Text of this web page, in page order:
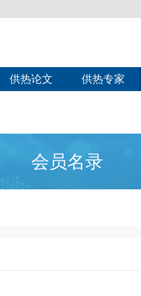
供热论文 供热专家
会员名录